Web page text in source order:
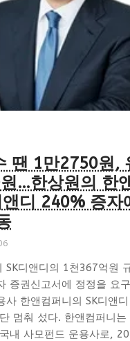
땐 1만2750원,
…한상원의 한
앤디 240% 증자
SK디앤디의 1천367억원
증권신고서에 정정을 요
사 한앤컴퍼니의 SK디앤
멈춰 섰다. 한앤컴퍼니는
내 사모펀드 운용사로,